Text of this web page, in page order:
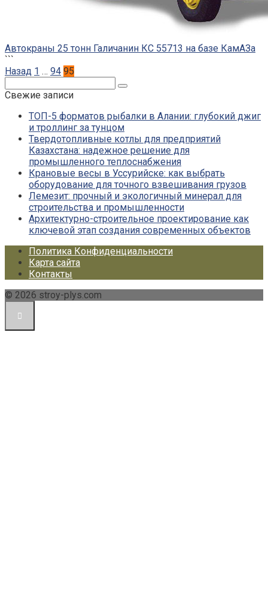
Автокраны 25 тонн Галичанин КС 55713 на базе КамАЗа
```
Пагинация
Назад 1 … 94 95
Свежие записи
ТОП-5 форматов рыбалки в Алании: глубокий джиг
и троллинг за тунцом
Твердотопливные котлы для предприятий
Казахстана: надежное решение для
промышленного теплоснабжения
Крановые весы в Уссурийске: как выбрать
оборудование для точного взвешивания грузов
Лемезит: прочный и экологичный минерал для
строительства и промышленности
Архитектурно-строительное проектирование как
ключевой этап создания современных объектов
Политика Конфиденциальности
Карта сайта
Контакты
© 2026 stroy-plys.com